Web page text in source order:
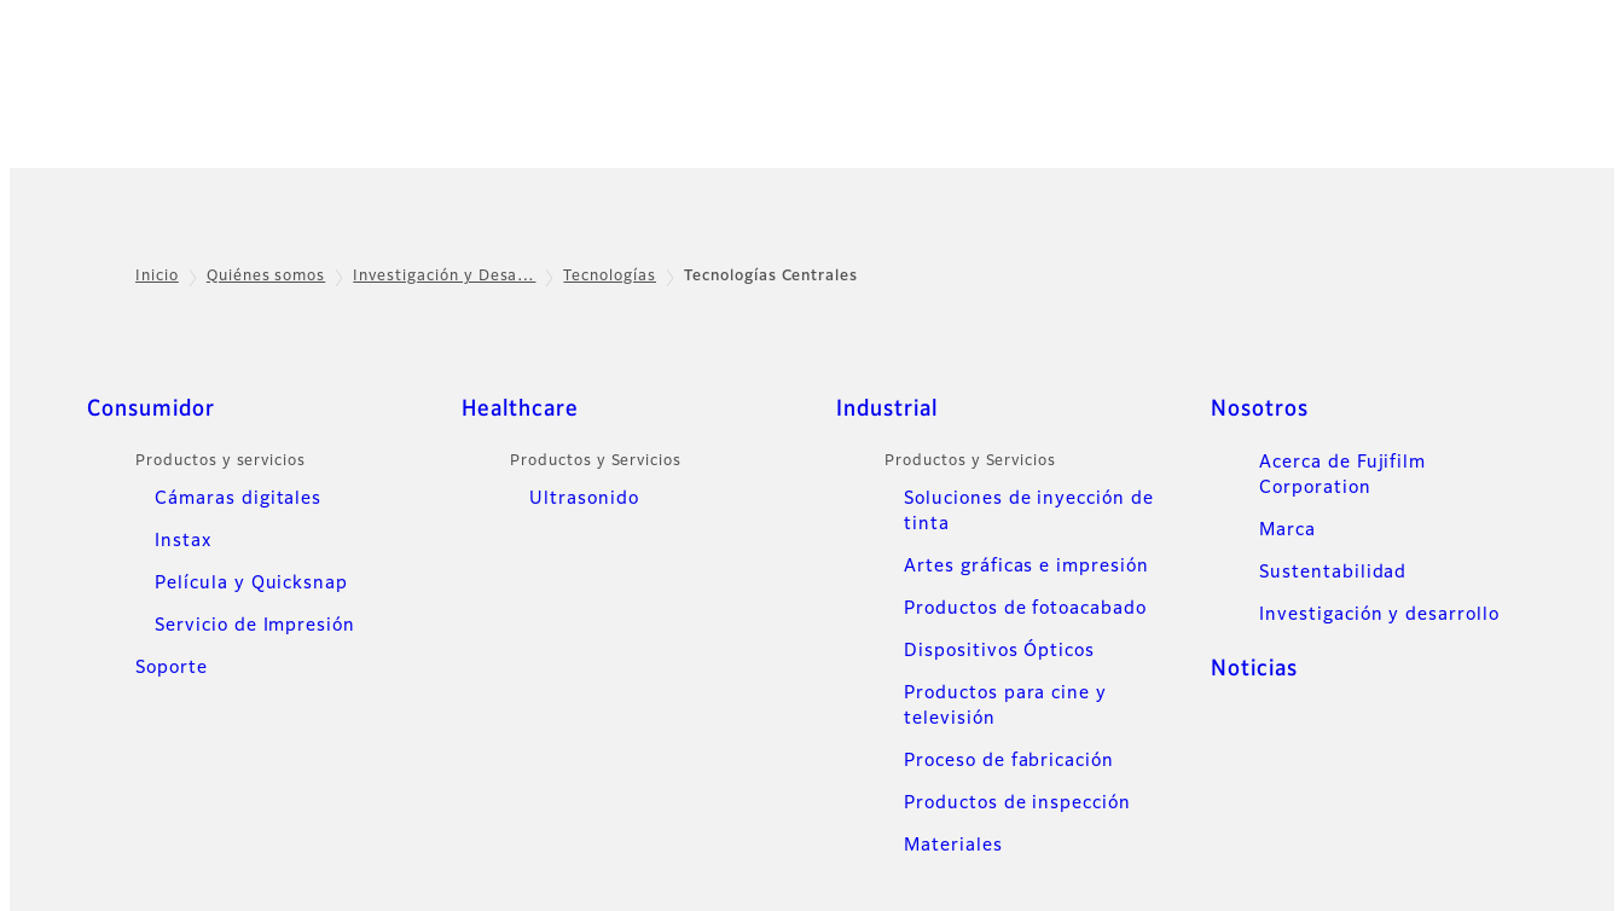
Inicio Quiénes somos Investigación y Desa… Tecnologías Tecnologías Centrales
Sitemap
Consumidor
Productos y servicios
Cámaras digitales
Instax
Película y Quicksnap
Servicio de Impresión
Soporte
Healthcare
Productos y Servicios
Ultrasonido
Industrial
Productos y Servicios
Soluciones de inyección de
tinta
Artes gráficas e impresión
Productos de fotoacabado
Dispositivos Ópticos
Productos para cine y
televisión
Proceso de fabricación
Productos de inspección
Materiales
Nosotros
Acerca de Fujifilm
Corporation
Marca
Sustentabilidad
Investigación y desarrollo
Noticias